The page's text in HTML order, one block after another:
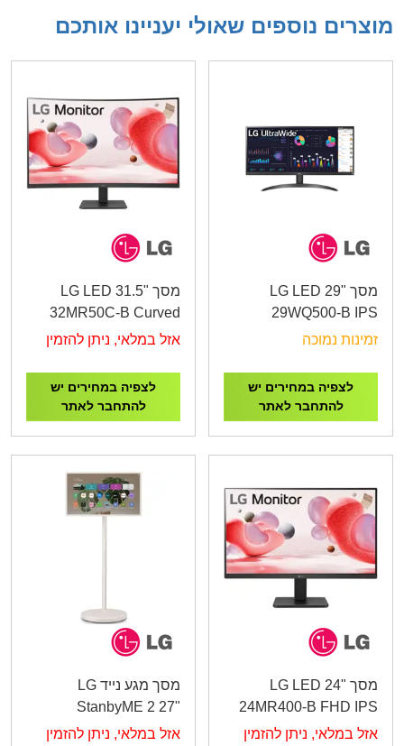
מוצרים נוספים שאולי יעניינו אותכם
מסך LG LED 29"
29WQ500-B IPS
Monitor
זמינות נמוכה
לצפיה במחירים יש
להתחבר לאתר
מסך LG LED 31.5"
32MR50C-B Curved
IPS Monitor
אזל במלאי, ניתן להזמין
לצפיה במחירים יש
להתחבר לאתר
מסך LG LED 24"
24MR400-B FHD IPS
100HZ Monitor
אזל במלאי, ניתן להזמין
מסך מגע נייד LG
StanbyME 2 27"
27LX6TDGA עם סוללה
אזל במלאי, ניתן להזמין